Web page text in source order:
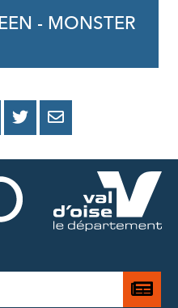
- MONSTER
PARTAGER
PARTAGER
PARTAGER
MAIL
Je